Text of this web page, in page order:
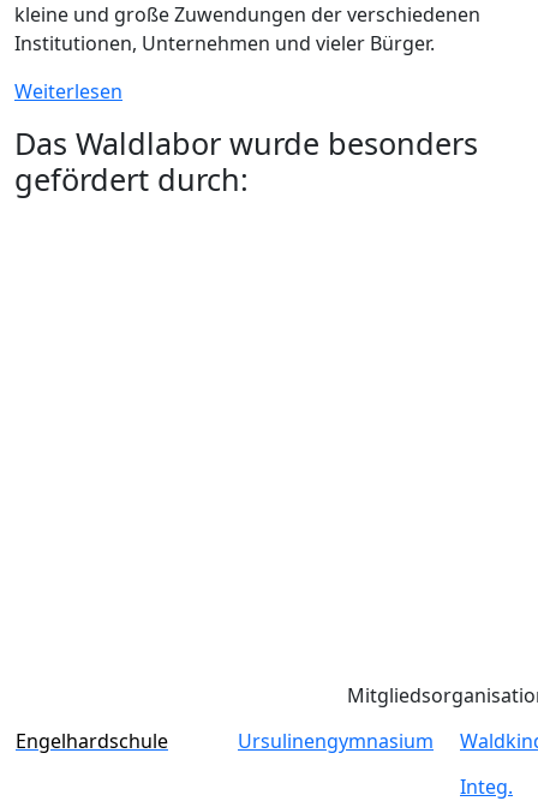
kleine und große Zuwendungen der verschiedenen
Institutionen, Unternehmen und vieler Bürger.
Weiterlesen
Das Waldlabor wurde besonders
gefördert durch:
Engelhardschule
Ursulinengymnasium
Integ.